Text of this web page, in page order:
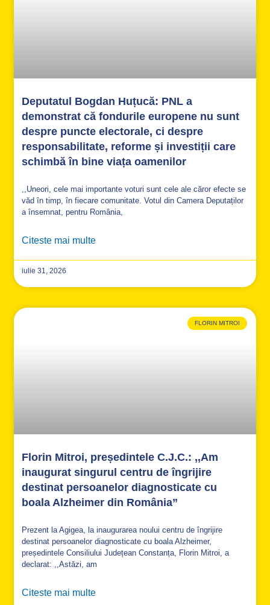
Deputatul Bogdan Huțucă: PNL a
demonstrat că fondurile europene nu sunt
despre puncte electorale, ci despre
responsabilitate, reforme și investiții care
schimbă în bine viața oamenilor
,,Uneori, cele mai importante voturi sunt cele ale căror efecte se
văd în timp, în fiecare comunitate. Votul din Camera Deputaților
a însemnat, pentru România,
Citeste mai multe
iulie 31, 2026
FLORIN MITROI
Florin Mitroi, președintele C.J.C.: ,,Am
inaugurat singurul centru de îngrijire
destinat persoanelor diagnosticate cu
boala Alzheimer din România”
Prezent la Agigea, la inaugurarea noului centru de îngrijire
destinat persoanelor diagnosticate cu boala Alzheimer,
președintele Consiliului Județean Constanța, Florin Mitroi, a
declarat: ,,Astăzi, am
Citeste mai multe